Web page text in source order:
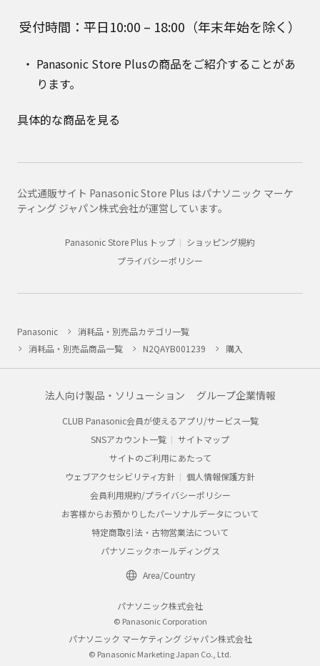
受付時間：平日10:00 – 18:00（年末年始を除く）
Panasonic Store Plusの商品をご紹介することがあ
ります。
具体的な商品を見る
公式通販サイト Panasonic Store Plus はパナソニック マーケ
ティング ジャパン株式会社が運営しています。
Panasonic Store Plus トップ
ショッピング規約
プライバシーポリシー
Panasonic
消耗品・別売品カテゴリ一覧
消耗品・別売品商品一覧
N2QAYB001239 購入
法人向け製品・ソリューション グループ企業情報
CLUB Panasonic会員が使えるアプリ/サービス一覧
SNSアカウント一覧
サイトマップ
サイトのご利用にあたって
ウェブアクセシビリティ方針
個人情報保護方針
会員利用規約/プライバシーポリシー
お客様からお預かりしたパーソナルデータについて
特定商取引法・古物営業法について
パナソニックホールディングス
Area/Country
パナソニック株式会社
© Panasonic Corporation
パナソニック マーケティング ジャパン株式会社
© Panasonic Marketing Japan Co., Ltd.